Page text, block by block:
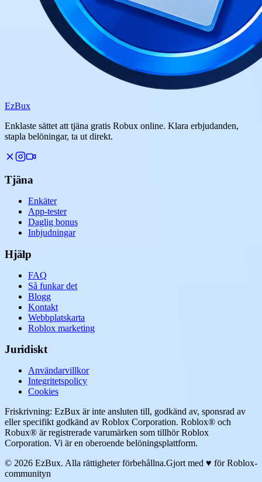
EzBux
Enklaste sättet att tjäna gratis Robux online. Klara erbjudanden,
stapla belöningar, ta ut direkt.
Tjäna
Enkäter
App-tester
Daglig bonus
Inbjudningar
Hjälp
FAQ
Så funkar det
Blogg
Kontakt
Webbplatskarta
Roblox marketing
Juridiskt
Användarvillkor
Integritetspolicy
Cookies
Friskrivning: EzBux är inte ansluten till, godkänd av, sponsrad av
eller specifikt godkänd av Roblox Corporation. Roblox® och
Robux® är registrerade varumärken som tillhör Roblox
Corporation. Vi är en oberoende belöningsplattform.
© 2026 EzBux. Alla rättigheter förbehållna.Gjort med ♥ för Roblox-
communityn